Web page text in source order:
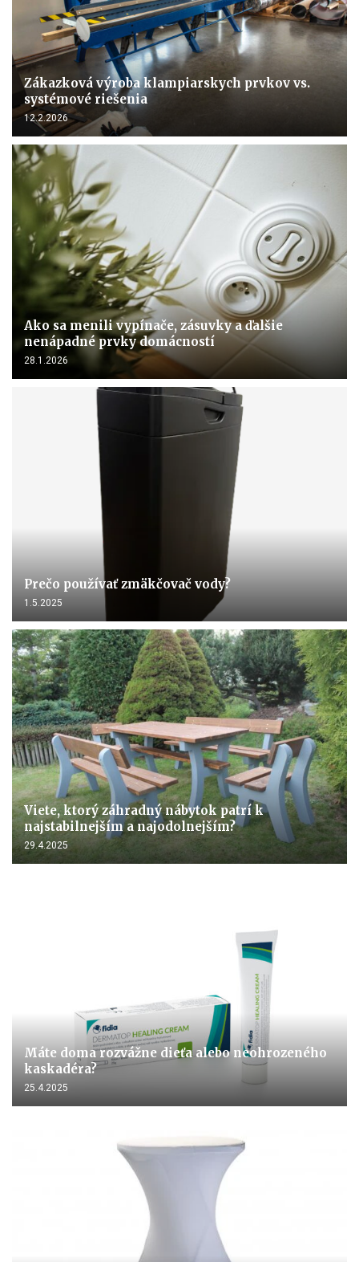
Zákazková výroba klampiarskych prvkov vs.
systémové riešenia
12.2.2026
Ako sa menili vypínače, zásuvky a ďalšie
nenápadné prvky domácností
28.1.2026
Prečo používať zmäkčovač vody?
1.5.2025
Viete, ktorý záhradný nábytok patrí k
najstabilnejším a najodolnejším?
29.4.2025
Máte doma rozvážne dieťa alebo neohrozeného
kaskadéra?
25.4.2025